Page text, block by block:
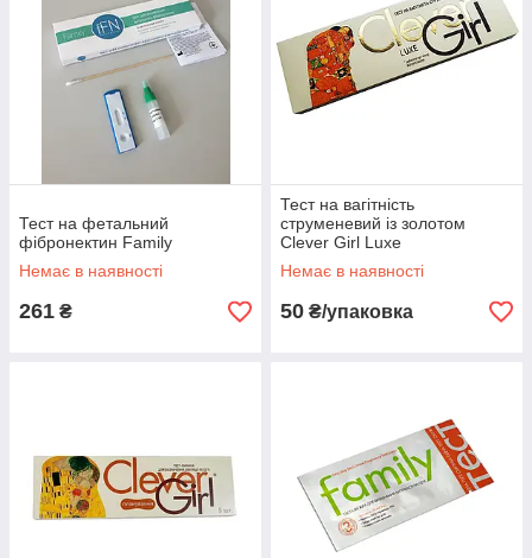
Тест на фетальний
фібронектин Family
Немає в наявності
261 ₴
Тест на вагітність
струменевий із золотом
Clever Girl Luxe
Немає в наявності
50 ₴/упаковка